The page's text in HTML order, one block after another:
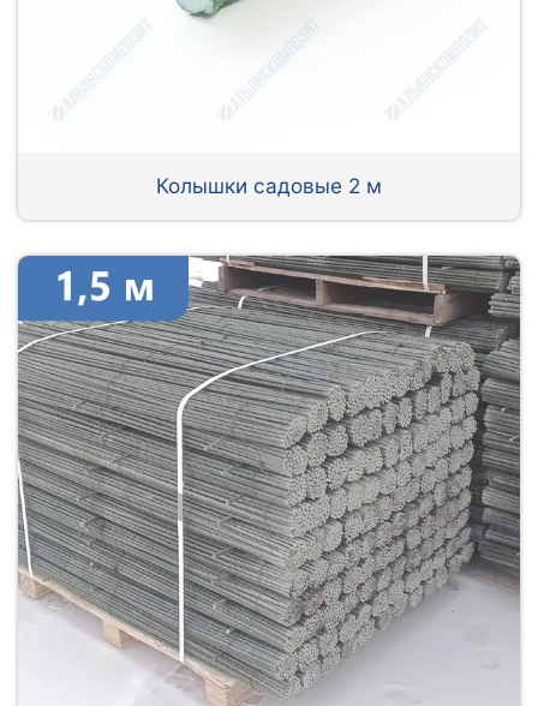
Колышки садовые 2 м